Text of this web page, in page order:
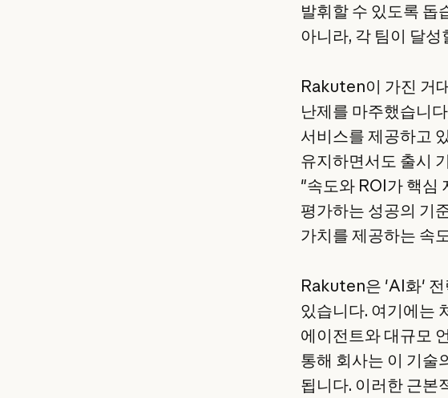
발휘할 수 있도록 돕
아니라, 각 팀이 달
Rakuten이 가진 거
난제를 마주했습니
서비스를 제공하고
유지하면서도 출시
"속도와 ROI가 핵심
평가하는 성공의 기
가치를 제공하는 속
Rakuten은 'AI화' 전
있습니다. 여기에는
에이전트와 대규모
통해 회사는 이 기술
됩니다. 이러한 근본